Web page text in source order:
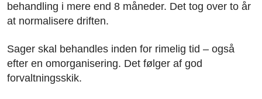
behandling i mere end 8 måneder. Det tog over to år
at normalisere driften.
Sager skal behandles inden for rimelig tid – også
efter en omorganisering. Det følger af god
forvaltningsskik.